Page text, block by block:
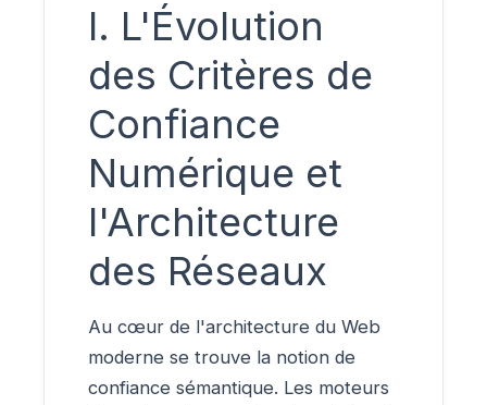
I. L'Évolution
des Critères de
Confiance
Numérique et
l'Architecture
des Réseaux
Au cœur de l'architecture du Web
moderne se trouve la notion de
confiance sémantique. Les moteurs